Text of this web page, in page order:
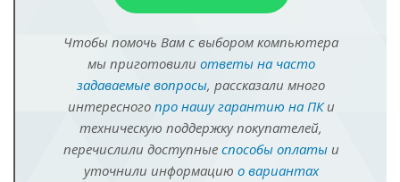
Чтобы помочь Вам с выбором компьютера
мы приготовили ответы на часто
задаваемые вопросы, рассказали много
интересного про нашу гарантию на ПКи
техническую поддержку покупателей,
перечислили доступные способы оплатыи
уточнили информацию о вариантах